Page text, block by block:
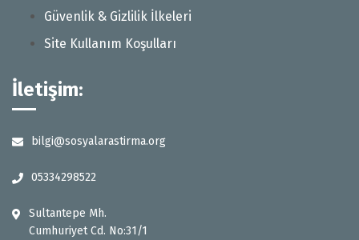
Güvenlik & Gizlilik İlkeleri
Site Kullanım Koşulları
İletişim:
bilgi@sosyalarastirma.org
05334298522
Sultantepe Mh.
Cumhuriyet Cd. No:31/1